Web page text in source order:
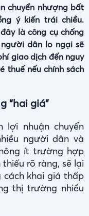
chuyển nhượng bất
ý kiến trái chiều.
là công cụ chống
dân lo ngại sẽ
giao dịch đến nguy
thuế nếu chính sách
“hai giá”
nhuận chuyển
người dân và
ít trường hợp
rõ ràng, sẽ lại
cách khai giá thấp
thị trường nhiều